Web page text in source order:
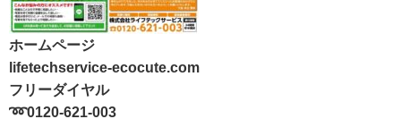
ホームページ
lifetechservice-ecocute.com
フリーダイヤル
➿0120-621-003